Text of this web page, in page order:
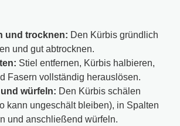
und trocknen: Den Kürbis gründlich
und gut abtrocknen.
Stiel entfernen, Kürbis halbieren,
Fasern vollständig herauslösen.
würfeln: Den Kürbis schälen
kann ungeschält bleiben), in Spalten
und anschließend würfeln.